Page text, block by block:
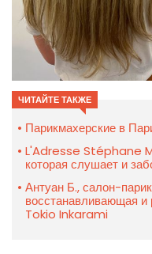
ЧИТАЙТЕ ТАКЖЕ
Парикмахерские в
L'Adresse Stéphane
которая слушает и
Антуан Б., салон-
восстанавливающая
Tokio Inkarami